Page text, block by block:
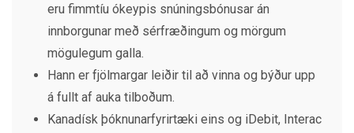
eru fimmtíu ókeypis snúningsbónusar án
innborgunar með sérfræðingum og mörgum
mögulegum galla.
Hann er fjölmargar leiðir til að vinna og býður upp
á fullt af auka tilboðum.
Kanadísk þóknunarfyrirtæki eins og iDebit, Interac